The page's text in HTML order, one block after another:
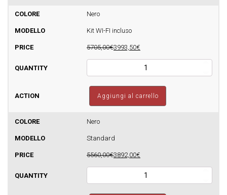
24
-
quantità
Nero
Kit WI-FI incluso
5705,00€3993,50€
Sfera
Glass
24
-
quantità
Aggiungi al carrello
Nero
Standard
5560,00€3892,00€